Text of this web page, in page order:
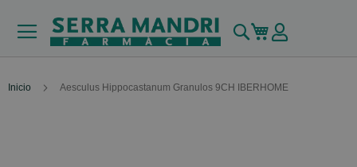
Buscar
Mi carrito
Inicio Aesculus Hippocastanum Granulos 9CH IBERHOME